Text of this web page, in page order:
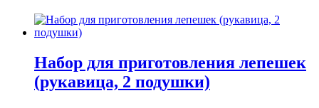
Набор для приготовления лепешек
(рукавица, 2 подушки)